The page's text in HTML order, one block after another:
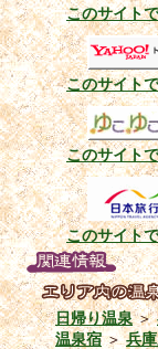
このサイト
このサイト
このサイト
このサイト
日帰り温泉＞
温泉宿＞兵